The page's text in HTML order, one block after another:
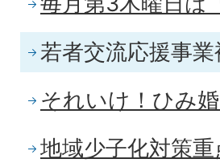
若者交流応援事業
それいけ！ひみ
地域少子化対策